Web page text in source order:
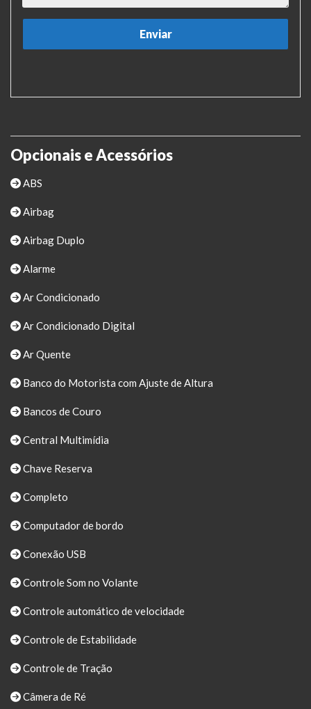
Opcionais e Acessórios
ABS
Airbag
Airbag Duplo
Alarme
Ar Condicionado
Ar Condicionado Digital
Ar Quente
Banco do Motorista com Ajuste de Altura
Bancos de Couro
Central Multimídia
Chave Reserva
Completo
Computador de bordo
Conexão USB
Controle Som no Volante
Controle automático de velocidade
Controle de Estabilidade
Controle de Tração
Câmera de Ré